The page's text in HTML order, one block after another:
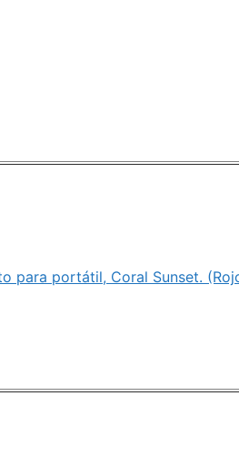
para portátil, Coral Sunset.